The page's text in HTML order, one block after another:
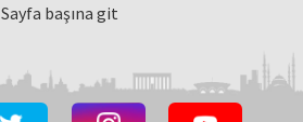
Sayfa başına git